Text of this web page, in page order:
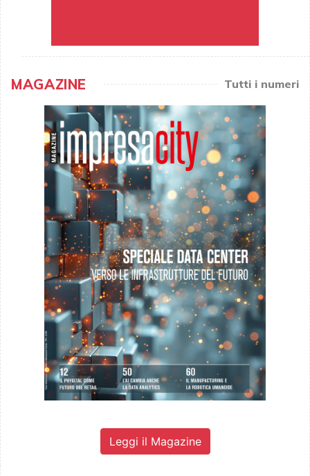
MAGAZINE Tutti i numeri
Leggi il Magazine